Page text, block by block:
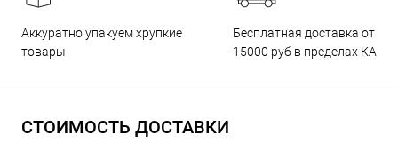
Аккуратно упакуем хрупкие
товары
Бесплатная доставка от
15000 руб в пределах КАД
СТОИМОСТЬ ДОСТАВКИ